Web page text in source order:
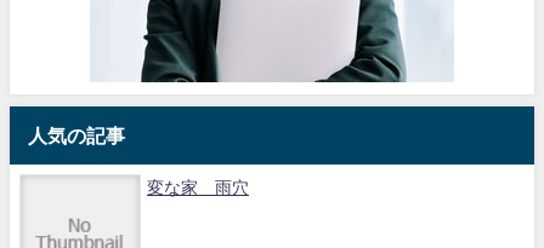
人気の記事
変な家 雨穴